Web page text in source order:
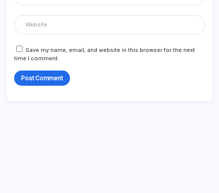
Save my name, email, and website in this browser for the next
time I comment.